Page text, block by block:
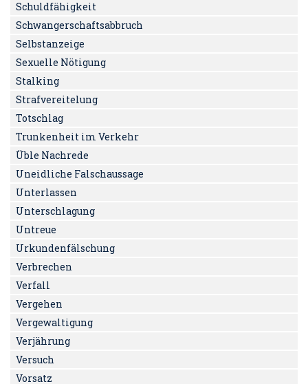
Schuldfähigkeit
Schwangerschaftsabbruch
Selbstanzeige
Sexuelle Nötigung
Stalking
Strafvereitelung
Totschlag
Trunkenheit im Verkehr
Üble Nachrede
Uneidliche Falschaussage
Unterlassen
Unterschlagung
Untreue
Urkundenfälschung
Verbrechen
Verfall
Vergehen
Vergewaltigung
Verjährung
Versuch
Vorsatz